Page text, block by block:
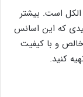
است. بیشتر
که این اسانس
خالص و با کیفیت
کنید.